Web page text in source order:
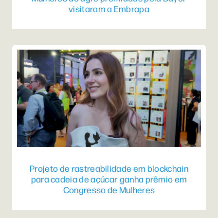
visitaram a Embrapa
Projeto de rastreabilidade em blockchain
para cadeia de açúcar ganha prêmio em
Congresso de Mulheres